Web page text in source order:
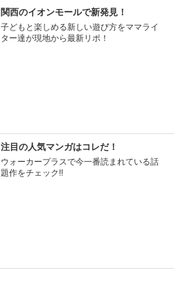
関西のイオンモールで新発見！
子どもと楽しめる新しい遊び方をママライ
ター達が現地から最新リポ！
注目の人気マンガはコレだ！
ウォーカープラスで今一番読まれている話
題作をチェック!!